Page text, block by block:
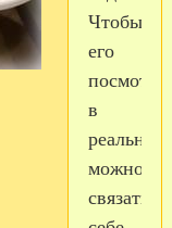
Чтобы
его
в
можно
связать